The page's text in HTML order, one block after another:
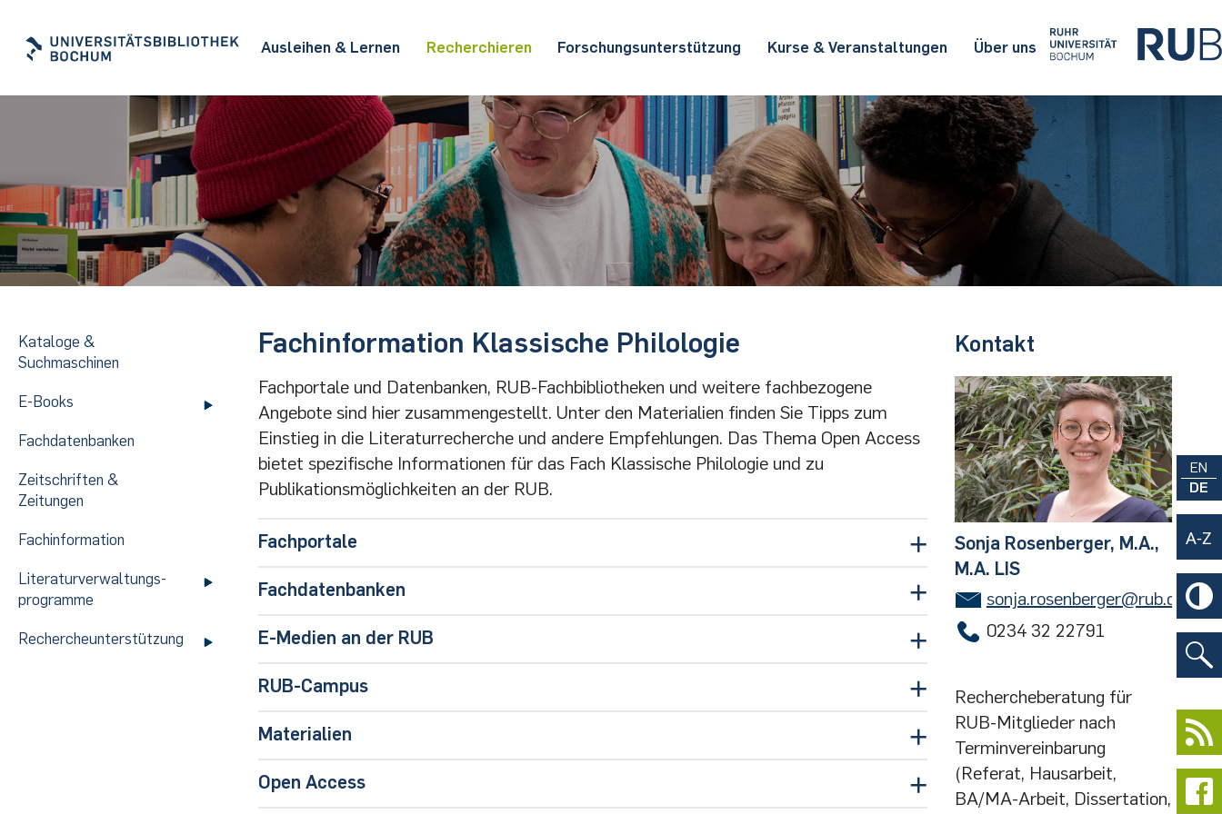
Ausleihen & Lernen Recherchieren Forschungs­un­ter­stützung Kurse & Veranstaltungen Über uns
Kataloge &
Suchmaschinen
E-Books
Fachdatenbanken
Zeitschriften &
Zeitungen
Fachinformation
Litera­tur­ver­wal­tungs­
pro­gram­me
Rechercheunterstützung
Fachinformation Klassische Philologie
Fachportale und Datenbanken, RUB-Fachbibliotheken und weitere fachbezogene
Angebote sind hier zusammengestellt. Unter den Materialien finden Sie Tipps zum
Einstieg in die Literaturrecherche und andere Empfehlungen. Das Thema Open Access
bietet spezifische Informationen für das Fach Klassische Philologie und zu
Publikationsmöglichkeiten an der RUB.
Fachportale
Propylaeum
(FID Altertumswissenschaften) |
Fachdatenbanken
TOP-Datenbanken
Academic Search Premier
Année Philologique
Bibliotheca Teubneriana Latina (BTL)
Gnomon online
|Info
JSTOR
|
Library of Latin Texts Complete Plus
|Info
E-Medien an der RUB
RUB Primo Katalog
E-Book-Sammlungen von A bis Z
Elektronische Zeitschriftenbibliothek (EZB)
RUB-Campus
Seminar für Klassische Philologie
Bibliothek der Fakultät für Philologie
Buchvorschlag UB
Materialien
Literaturrecherche first Steps
Open Access
Kontakt
Sonja Rosenberger, M.A.,
M.A. LIS
sonja.rosenberger@rub.de
0234 32 22791
Rechercheberatung für
RUB-Mitglieder nach
Terminvereinbarung
(Referat, Hausarbeit,
BA/MA-Arbeit, Dissertation,
EN
DE